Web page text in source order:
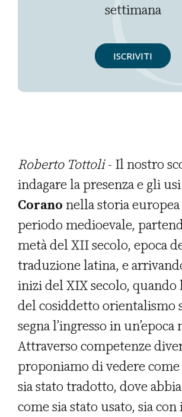
settimana
ISCRIVITI
Roberto Tottoli- Il nostro
indagare la presenza e gli
Corano nella storia
periodo medioevale,
metà del XII secolo, epoca
traduzione latina, e
inizi del XIX secolo, quando
del cosiddetto orientalismo
segna l’ingresso in un’epoca
Attraverso competenze
proponiamo di vedere
sia stato tradotto, dove
come sia stato usato, sia